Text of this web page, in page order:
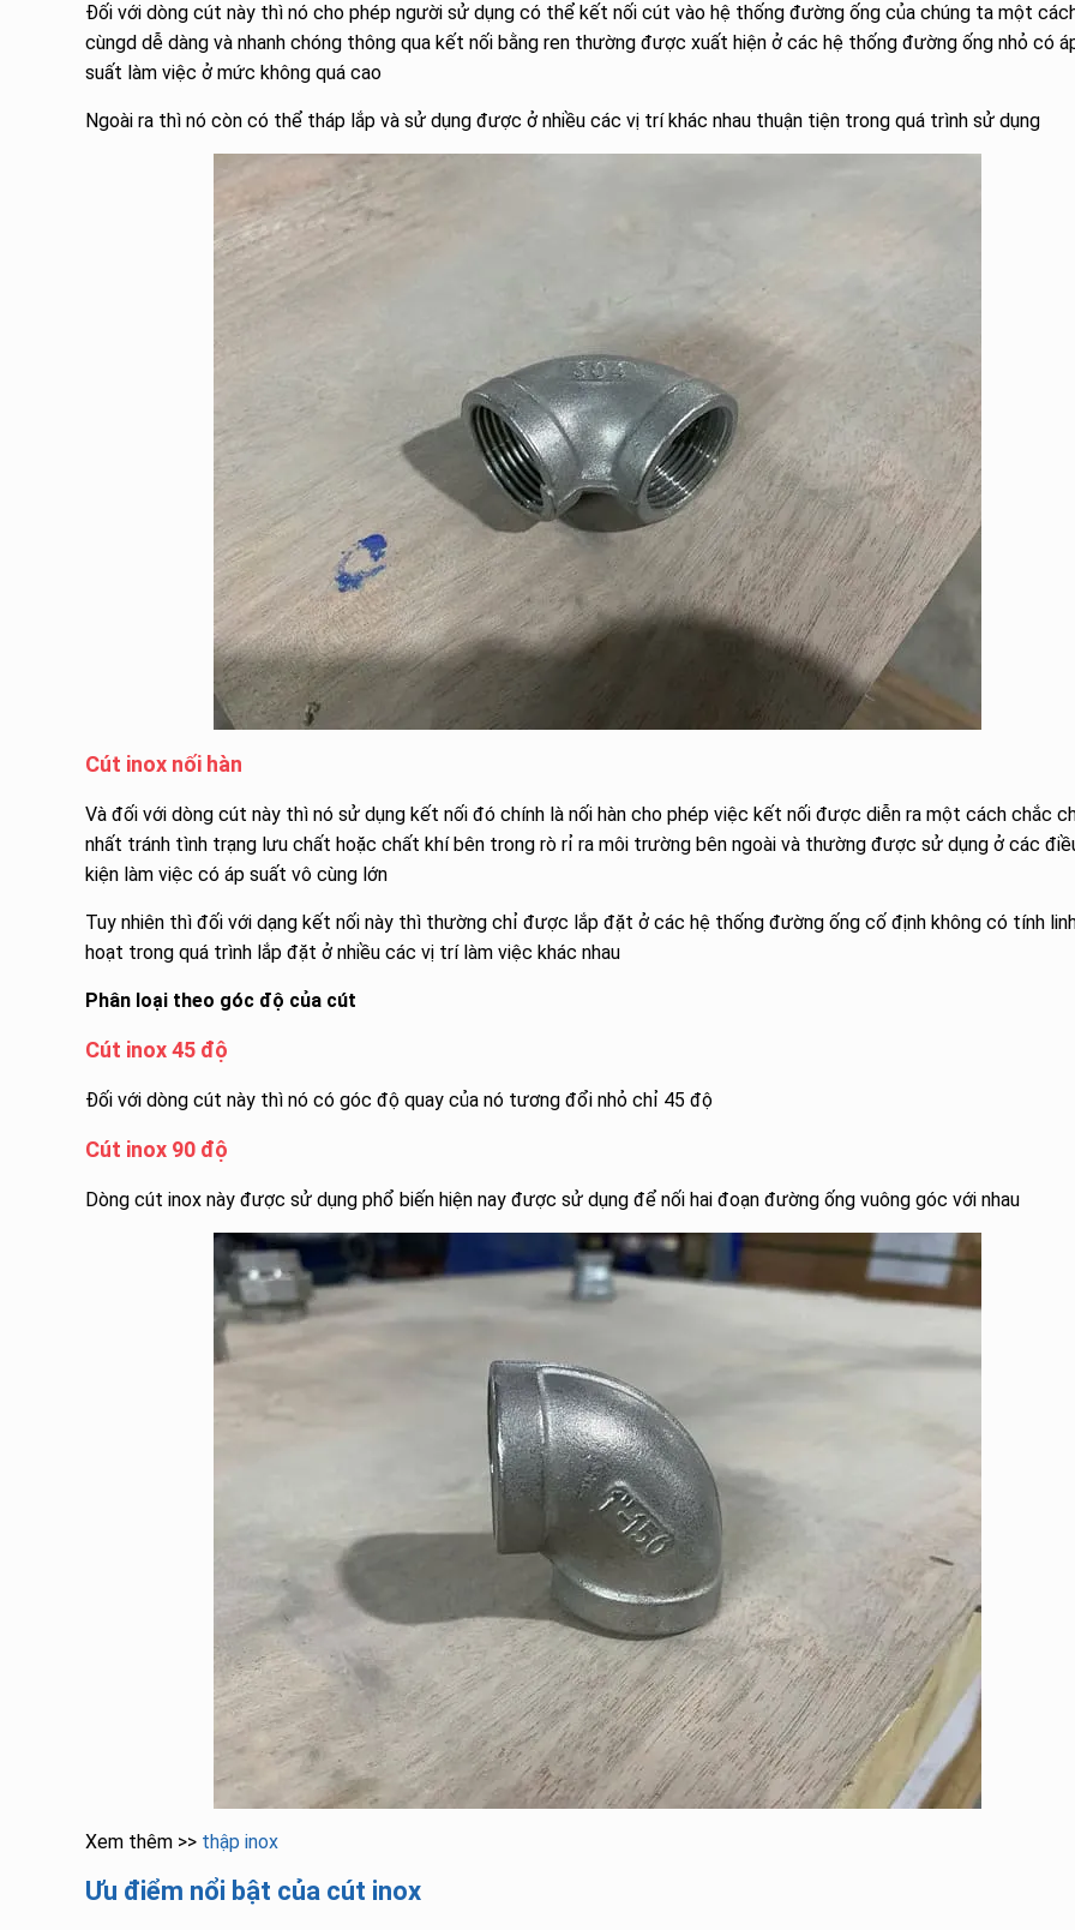
Đối với dòng cút này thì nó cho phép người sử dụng có thể kết nối cút vào hệ thống đường ống của chúng ta một
cùngd dễ dàng và nhanh chóng thông qua kết nối bằng ren thường được xuất hiện ở các hệ thống đường ống nhỏ có
suất làm việc ở mức không quá cao
Ngoài ra thì nó còn có thể tháp lắp và sử dụng được ở nhiều các vị trí khác nhau thuận tiện trong quá trình sử dụng
Cút inox nối hàn
Và đối với dòng cút này thì nó sử dụng kết nối đó chính là nối hàn cho phép việc kết nối được diễn ra một cách chắc
nhất tránh tình trạng lưu chất hoặc chất khí bên trong rò rỉ ra môi trường bên ngoài và thường được sử dụng ở các
kiện làm việc có áp suất vô cùng lớn
Tuy nhiên thì đối với dạng kết nối này thì thường chỉ được lắp đặt ở các hệ thống đường ống cố định không có tính
hoạt trong quá trình lắp đặt ở nhiều các vị trí làm việc khác nhau
Phân loại theo góc độ của cút
Cút inox 45 độ
Đối với dòng cút này thì nó có góc độ quay của nó tương đổi nhỏ chỉ 45 độ
Cút inox 90 độ
Dòng cút inox này được sử dụng phổ biến hiện nay được sử dụng để nối hai đoạn đường ống vuông góc với nhau
Xem thêm >> thập inox
Ưu điểm nổi bật của cút inox